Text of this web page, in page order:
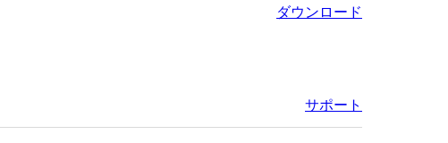
ダウンロード
サポート